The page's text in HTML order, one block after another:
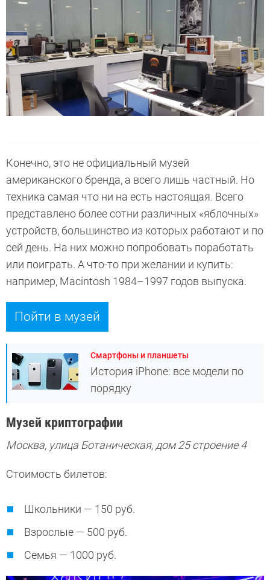
Конечно, это не официальный музей
американского бренда, а всего лишь частный. Но
техника самая что ни на есть настоящая. Всего
представлено более сотни различных «яблочных»
устройств, большинство из которых работают и по
сей день. На них можно попробовать поработать
или поиграть. А что-то при желании и купить:
например, Macintosh 1984–1997 годов выпуска.
Пойти в музей
Смартфоны и планшеты
История iPhone: все модели по
порядку
Музей криптографии
Москва, улица Ботаническая, дом 25 строение 4
Стоимость билетов:
Школьники — 150 руб.
Взрослые — 500 руб.
Семья — 1000 руб.